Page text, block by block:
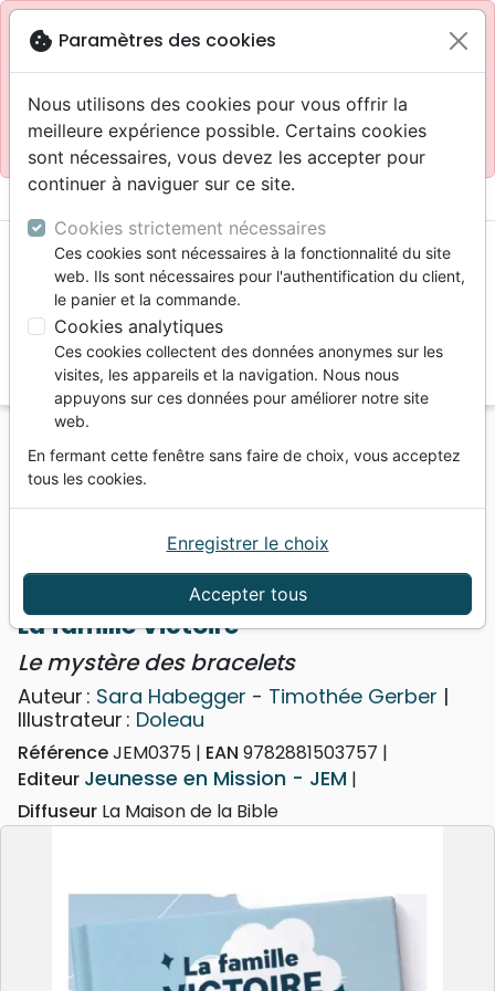
blockSite réservé aux professionnels
Accès pour les professionnels : Se connecter
Site pour le grand public : La Maison de la Bible
menu
Vous ne pouvez pas créer de nouvelle commande
depuis votre pays (United States).
Jeunesse
6 - 9 ans
Famille Victoire (La) - Le mystère des bracelets
La famille Victoire
Le mystère des bracelets
Auteur : Sara Habegger - Timothée Gerber |
Illustrateur : Doleau
RéférenceJEM0375 EAN 9782881503757
Editeur Jeunesse en Mission - JEM
Diffuseur La Maison de la Bible
cookie Paramètres des cookies
Nous utilisons des cookies pour vous offrir la
meilleure expérience possible. Certains cookies
sont nécessaires, vous devez les accepter pour
continuer à naviguer sur ce site.
Cookies strictement nécessaires
Ces cookies sont nécessaires à la fonctionnalité du site
web. Ils sont nécessaires pour l'authentification du client,
le panier et la commande.
Cookies analytiques
Ces cookies collectent des données anonymes sur les
visites, les appareils et la navigation. Nous nous
appuyons sur ces données pour améliorer notre site
web.
En fermant cette fenêtre sans faire de choix, vous acceptez
tous les cookies.
Accepter tous
Enregistrer le choix